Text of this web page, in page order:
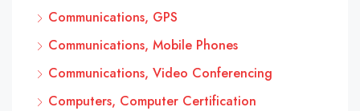
Communications, GPS
Communications, Mobile Phones
Communications, Video Conferencing
Computers, Computer Certification